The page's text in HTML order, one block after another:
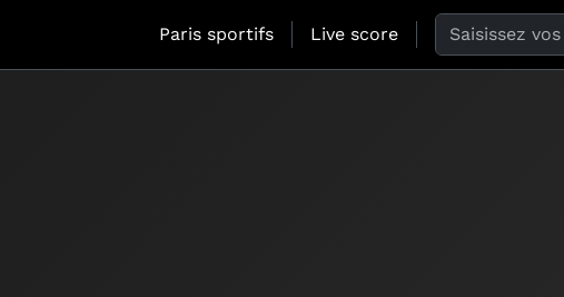
Paris sportifs Live score Search the